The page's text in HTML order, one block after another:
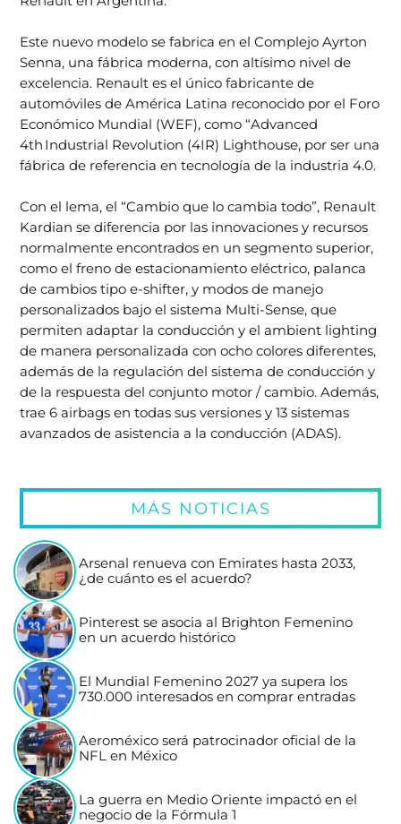
Este nuevo modelo se fabrica en el Complejo Ayrton
Senna, una fábrica moderna, con altísimo nivel de
excelencia. Renault es el único fabricante de
automóviles de América Latina reconocido por el Foro
Económico Mundial (WEF), como “Advanced
4th Industrial Revolution (4IR) Lighthouse, por ser una
fábrica de referencia en tecnología de la industria 4.0.
Con el lema, el “Cambio que lo cambia todo”, Renault
Kardian se diferencia por las innovaciones y recursos
normalmente encontrados en un segmento superior,
como el freno de estacionamiento eléctrico, palanca
de cambios tipo e-shifter, y modos de manejo
personalizados bajo el sistema Multi-Sense, que
permiten adaptar la conducción y el ambient lighting
de manera personalizada con ocho colores diferentes,
además de la regulación del sistema de conducción y
de la respuesta del conjunto motor / cambio. Además,
trae 6 airbags en todas sus versiones y 13 sistemas
avanzados de asistencia a la conducción (ADAS).
MÁS NOTICIAS
Arsenal renueva con Emirates hasta 2033,
¿de cuánto es el acuerdo?
Pinterest se asocia al Brighton Femenino
en un acuerdo histórico
El Mundial Femenino 2027 ya supera los
730.000 interesados en comprar entradas
Aeroméxico será patrocinador oficial de la
NFL en México
La guerra en Medio Oriente impactó en el
negocio de la Fórmula 1